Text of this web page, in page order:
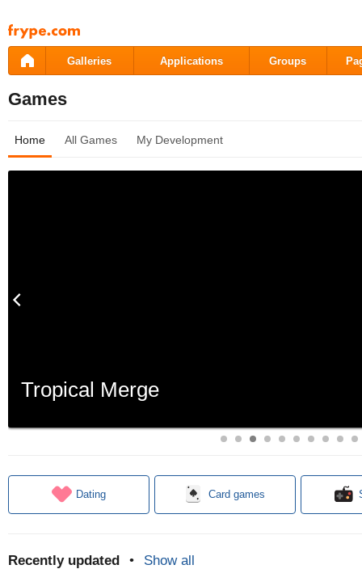
Pāriet
uz
saturu
Galleries Applications Groups
Games
Home All Games My Development
Tropical Merge
Dating Card games
Recently updated • Show all